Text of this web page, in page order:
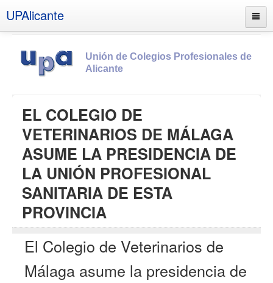
UPAlicante
Unión de Colegios Profesionales de
Alicante
Socios
Estatutos
Documentos
Boletines
UPSANA
PROA
Contacto
EL COLEGIO DE
VETERINARIOS DE MÁLAGA
ASUME LA PRESIDENCIA DE
LA UNIÓN PROFESIONAL
SANITARIA DE ESTA
PROVINCIA
El Colegio de Veterinarios de
Málaga asume la presidencia de